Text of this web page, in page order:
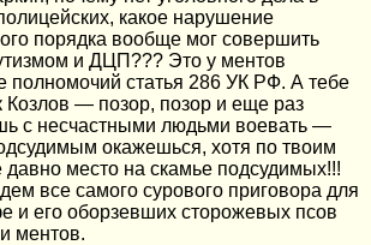
какое нарушение
порядка вообще мог совершить
и ДЦП??? Это у ментов
полномочий статья 286 УК РФ. А тебе
Козлов — позор, позор и еще раз
с несчастными людьми воевать —
окажешься, хотя по твоим
давно место на скамье подсудимых!!!
все самого сурового приговора для
и его оборзевших сторожевых псов
ментов.